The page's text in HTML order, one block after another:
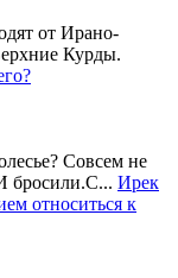
от Ирано-
Курды.
Совсем не
бросили.С... Ирек
относиться к